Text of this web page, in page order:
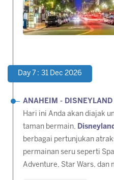
Day 7 : 31 Dec 2026
ANAHEIM - DISNEYLAND
Hari ini Anda akan diajak
taman bermain, Disneyland
berbagai pertunjukan
permainan seru seperti
Adventure, Star Wars, dan